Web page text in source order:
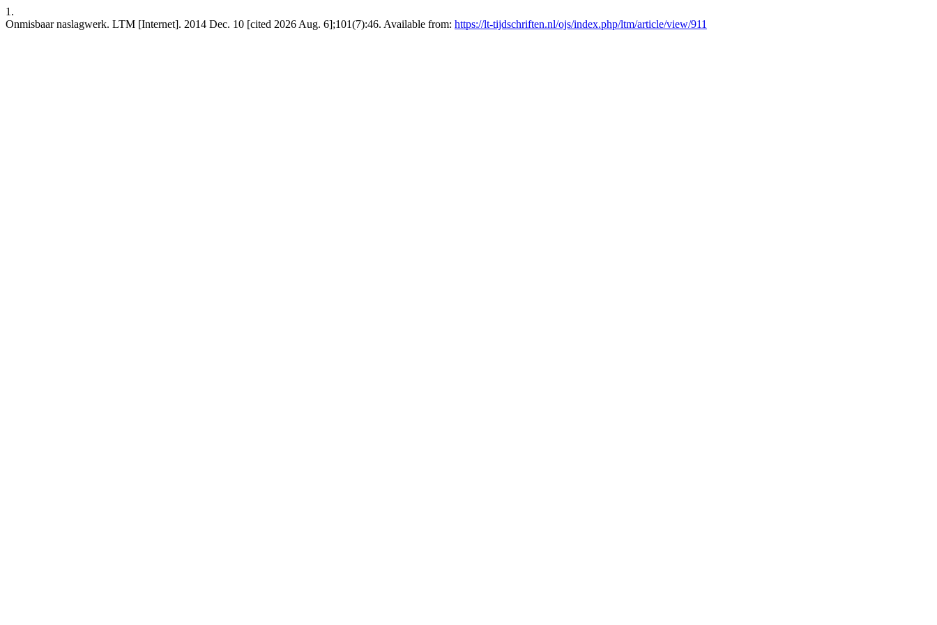
1.
Onmisbaar naslagwerk. LTM [Internet]. 2014 Dec. 10 [cited 2026 Aug. 6];101(7):46. Available from: https://lt-tijdschriften.nl/ojs/index.php/ltm/article/view/911